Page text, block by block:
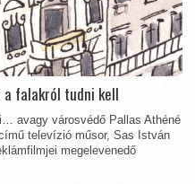
a falakról tudni kell
avagy városvédő Pallas Athéné
televízió műsor, Sas István
megelevenedő